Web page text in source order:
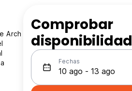
Arch
Comprobar
disponibilidad
Fechas